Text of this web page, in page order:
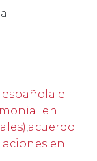
española e
en
,acuerdo
en